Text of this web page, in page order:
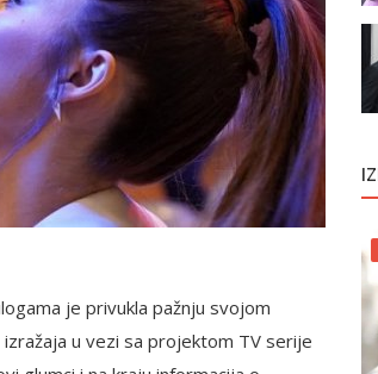
je privukla pažnju svojom
u vezi sa projektom TV serije